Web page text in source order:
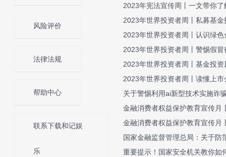
风险评价
法律法规
帮助中心
联系下载和记娱
乐
2023年宪法宣传周丨一文带你了
2023年世界投资者周丨私募基
2023年世界投资者周丨认识绿色
2023年世界投资者周丨警惕假
2023年世界投资者周丨基金投资
2023年世界投资者周丨读懂上
关于警惕利用ai新型技术实施诈
金融消费者权益保护教育宣传月
金融消费者权益保护教育宣传月
国家金融监督管理总局：关于
重要提示！国家安全机关教你如